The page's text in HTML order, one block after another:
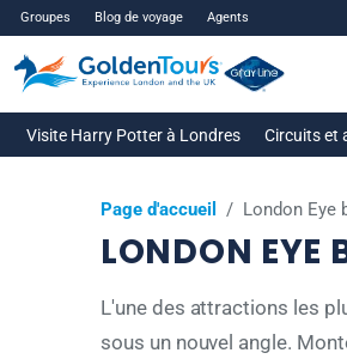
Groupes Blog de voyage Agents
Visite Harry Potter à Londres Circuits et
Page d'accueil / London Eye
LONDON EYE
L'une des attractions les
sous un nouvel angle.